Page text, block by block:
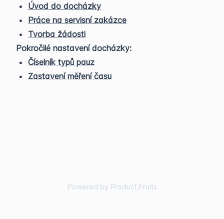
Úvod do docházky
Práce na servisní zakázce
Tvorba žádosti
Pokročilé nastavení docházky:
Číselník typů pauz
Zastavení měření času
Powered by Product Fruits